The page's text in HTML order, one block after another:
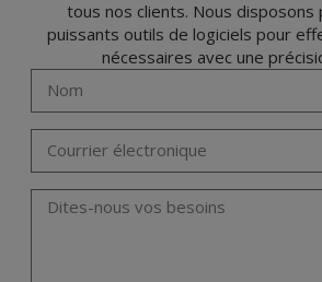
tous nos clients. Nous disposons
puissants outils de logiciels pour
nécessaires avec une